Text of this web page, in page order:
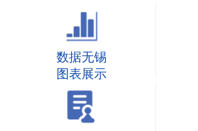
数据无锡
图表展示